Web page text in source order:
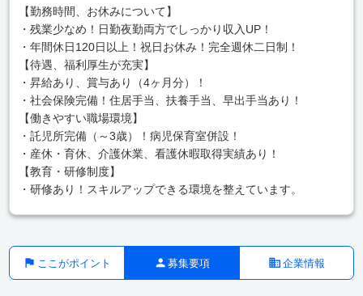
【勤務時間、お休みについて】
・残業少なめ！日勤夜勤両方でしっかり収入UP！
・年間休日120日以上！祝日お休み！完全週休二日制！
【待遇、福利厚生が充実】
・昇給あり、賞与あり（4ヶ月分）！
・社会保険完備！住居手当、扶養手当、早出手当あり！
【働きやすい職場環境】
・託児所完備（～3歳）！病児保育室併設！
・産休・育休、介護休業、看護休暇取得実績あり！
【教育・研修制度】
・研修あり！スキルアップできる環境を整えています。
ここがポイント 募集要項 企業情報